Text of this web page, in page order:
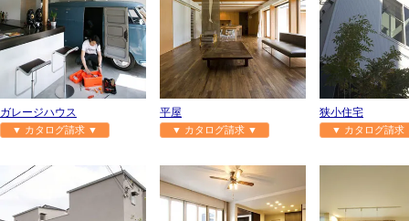
ガレージハウス
▼ カタログ請求 ▼
平屋
▼ カタログ請求 ▼
狭小住宅
▼ カタログ請